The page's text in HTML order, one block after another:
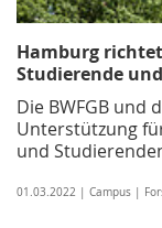
Hamburg
Studierende
Die BWFGB und
Unterstützung
und
01.03.2022 | Campus |